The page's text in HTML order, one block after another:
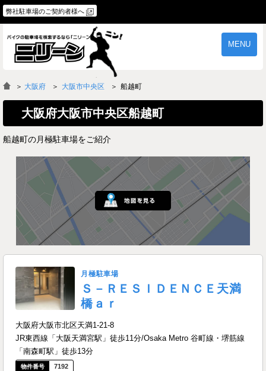
弊社駐車場のご契約者様へ
MENU
物件一覧
よくあるご質問
＞ 大阪府 大阪市中央区 船越町
大阪府大阪市中央区船越町
船越町の月極駐車場をご紹介
月極駐車場
Ｓ－ＲＥＳＩＤＥＮＣＥ天満
橋ａｒ
大阪府大阪市北区天満1-21-8
JR東西線「大阪天満宮駅」徒歩11分/Osaka Metro 谷町線・堺筋線
「南森町駅」徒歩13分
7192